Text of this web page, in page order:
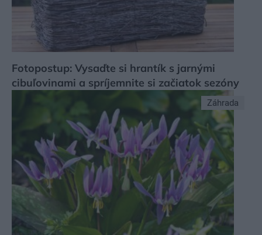
Fotopostup: Vysaďte si hrantík s jarnými
cibuľovinami a spríjemnite si začiatok sezóny
Záhrada